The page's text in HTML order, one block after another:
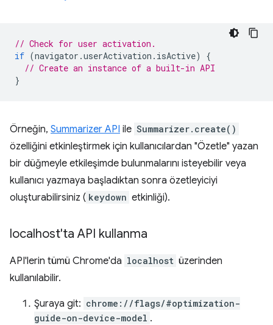
// Check for user activation.
if (navigator .userActivation . isActive)
{
// Create an instance of a built-in API
}
Örneğin, Summarizer API ile Summarizer.create()
özelliğini etkinleştirmek için kullanıcılardan "Özetle" yazan
bir düğmeyle etkileşimde bulunmalarını isteyebilir veya
kullanıcı yazmaya başladıktan sonra özetleyiciyi
oluşturabilirsiniz ( keydown etkinliği).
localhost'ta API kullanma
API'lerin tümü Chrome'da localhost üzerinden
kullanılabilir.
Şuraya git: chrome://flags/#optimization-
guide-on-device-model .